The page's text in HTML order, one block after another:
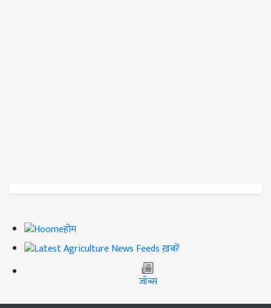
होम
ख़बरें
जॉब्स